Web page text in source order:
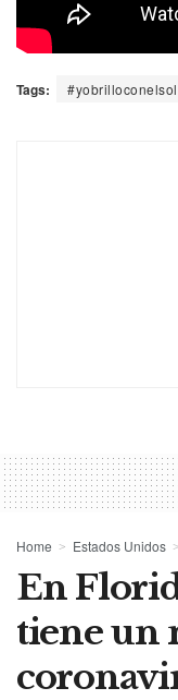
Tags: #yobrilloconelsol
Home Estados Unidos
En
tiene un